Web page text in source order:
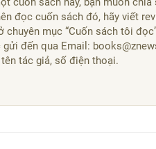
đọc cuốn sách đó, hãy viết
chuyên mục “Cuốn sách tôi
đến qua Email:
tác giả, số điện thoại.